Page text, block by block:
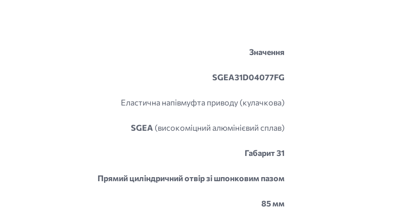
Значення
SGEA31D04077FG
Еластична напівмуфта приводу (кулачкова)
SGEA (високоміцний алюмінієвий сплав)
Габарит 31
Прямий циліндричний отвір зі шпонковим пазом
85 мм